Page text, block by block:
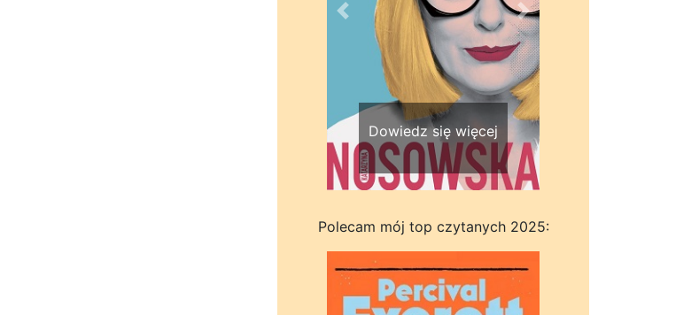
Dowiedz się więcej
Wstecz Dalej
Polecam mój top czytanych 2025: